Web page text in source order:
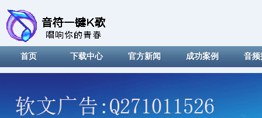
首页 下载中心 官方新闻 成功案例 音频